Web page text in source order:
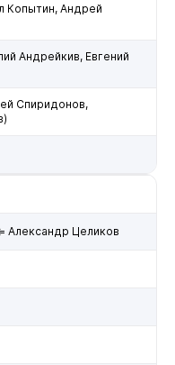
Копытин, Андрей
Андрейкив, Евгений
Спиридонов,
Александр Целиков